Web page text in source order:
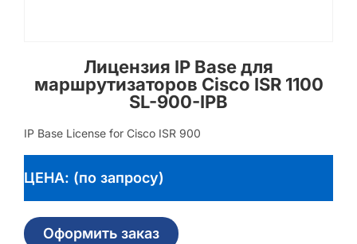
Лицензия IP Base для
маршрутизаторов Cisco ISR 1100
SL-900-IPB
IP Base License for Cisco ISR 900
ЦЕНА: (по запросу)
Оформить заказ